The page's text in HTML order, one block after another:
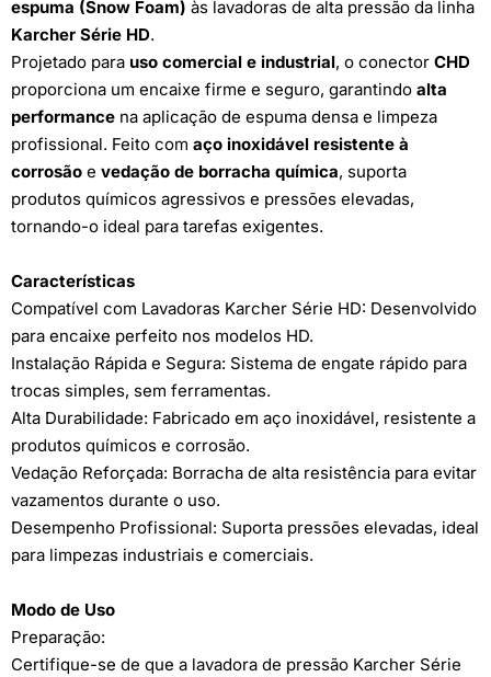
espuma (Snow Foam) às lavadoras de alta pressão da linha
Karcher Série HD.
Projetado para uso comercial e industrial, o conector CHD
proporciona um encaixe firme e seguro, garantindo alta
performance na aplicação de espuma densa e limpeza
profissional. Feito com aço inoxidável resistente à
corrosão e vedação de borracha química, suporta
produtos químicos agressivos e pressões elevadas,
tornando-o ideal para tarefas exigentes.
Características
Compatível com Lavadoras Karcher Série HD: Desenvolvido
para encaixe perfeito nos modelos HD.
Instalação Rápida e Segura: Sistema de engate rápido para
trocas simples, sem ferramentas.
Alta Durabilidade: Fabricado em aço inoxidável, resistente a
produtos químicos e corrosão.
Vedação Reforçada: Borracha de alta resistência para evitar
vazamentos durante o uso.
Desempenho Profissional: Suporta pressões elevadas, ideal
para limpezas industriais e comerciais.
Modo de Uso
Preparação:
Certifique-se de que a lavadora de pressão Karcher Série